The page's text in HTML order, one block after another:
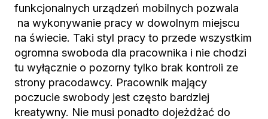
funkcjonalnych urządzeń mobilnych pozwala
na wykonywanie pracy w dowolnym miejscu
na świecie. Taki styl pracy to przede wszystkim
ogromna swoboda dla pracownika i nie chodzi
tu wyłącznie o pozorny tylko brak kontroli ze
strony pracodawcy. Pracownik mający
poczucie swobody jest często bardziej
kreatywny. Nie musi ponadto dojeżdżać do